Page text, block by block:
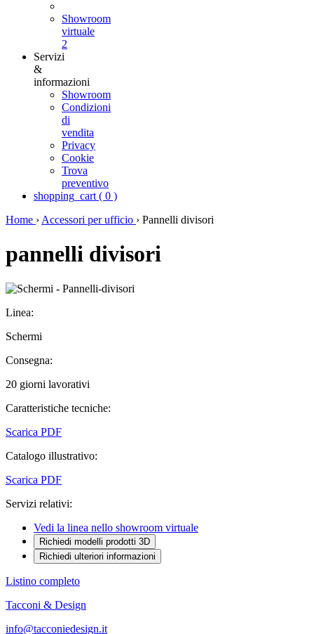
Showroom
virtuale
2
Servizi
&
informazioni
Showroom
Condizioni
di
vendita
Privacy
Cookie
Trova
preventivo
shopping_cart ( 0 )
Home › Accessori per ufficio › Pannelli divisori
pannelli divisori
Linea:
Schermi
Consegna:
20 giorni lavorativi
Caratteristiche tecniche:
Scarica PDF
Catalogo illustrativo:
Scarica PDF
Servizi relativi:
Vedi la linea nello showroom virtuale
Richiedi modelli prodotti 3D
Richiedi ulteriori informazioni
Listino completo
Tacconi & Design
info@tacconiedesign.it